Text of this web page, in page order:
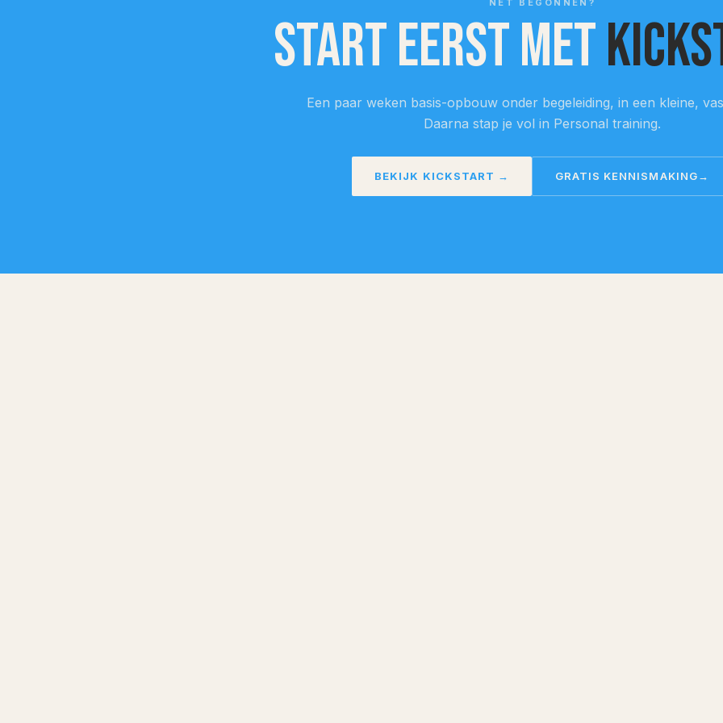
NET BEGONNEN?
Start eerst met
Een paar weken basis-opbouw onder begeleiding, in een kleine,
Daarna stap je vol in Personal training.
BEKIJK KICKSTART → GRATIS KENNISMAKING→